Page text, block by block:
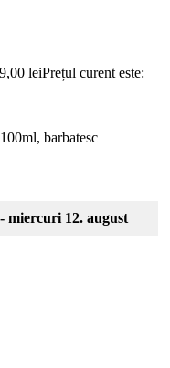
leiPrețul curent este:
barbatesc
miercuri 12. august